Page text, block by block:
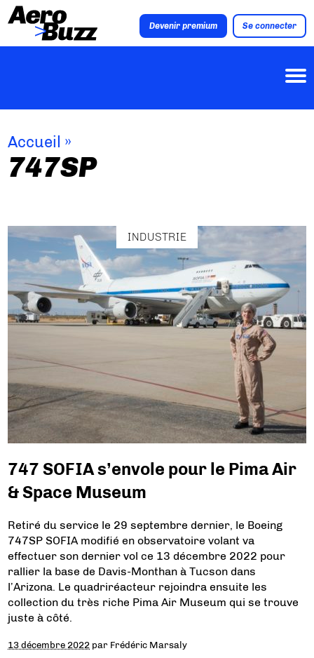
Devenir premium Se connecter
Accueil »
747SP
INDUSTRIE
747 SOFIA s’envole pour le Pima Air
& Space Museum
Retiré du service le 29 septembre dernier, le Boeing
747SP SOFIA modifié en observatoire volant va
effectuer son dernier vol ce 13 décembre 2022 pour
rallier la base de Davis-Monthan à Tucson dans
l’Arizona. Le quadriréacteur rejoindra ensuite les
collection du très riche Pima Air Museum qui se trouve
juste à côté.
13 décembre 2022 par Frédéric Marsaly